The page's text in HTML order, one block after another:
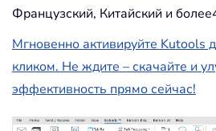
Французский, Китайский и
Мгновенно активируйте Kutools
кликом. Не ждите – скачайте и
эффективность прямо сейчас!